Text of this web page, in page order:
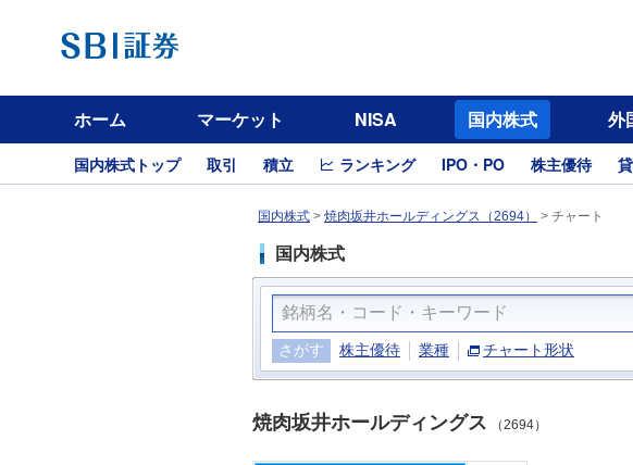
ホーム マーケット NISA 国内株式 外
国内株式トップ 取引 積立 ランキング IPO・PO 株主優待
国内株式 > 焼肉坂井ホールディングス（2694） > チャート
国内株式
さがす 株主優待 業種 チャート形状
焼肉坂井ホールディングス （2694）